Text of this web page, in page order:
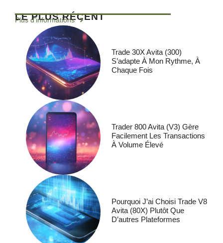
LE PLUS RÉCENT
Plus d'informations
Trade 30X Avita (300)
S’adapte À Mon Rythme, À
Chaque Fois
Trader 800 Avita (V3) Gère
Facilement Les Transactions
À Volume Élevé
Pourquoi J’ai Choisi Trade V8
Avita (80X) Plutôt Que
D’autres Plateformes